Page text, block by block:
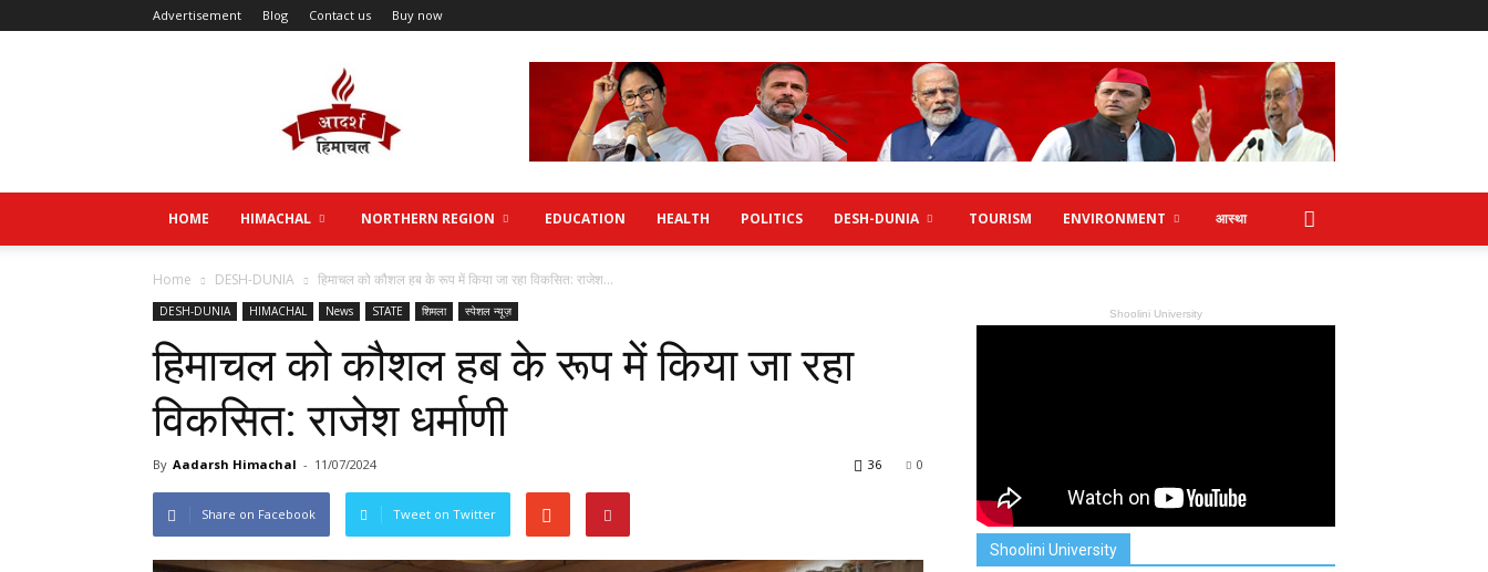
Advertisement Blog Contact us Buy now
HOME HIMACHAL NORTHERN REGION EDUCATION HEALTH POLITICS DESH-DUNIA TOURISM ENVIRONMENT आस्था
Home DESH-DUNIA हिमाचल को कौशल हब के रूप में किया जा रहा विकसित: राजेश...
DESH-DUNIA HIMACHAL News STATE शिमला स्पेशल न्यूज़
हिमाचल को कौशल हब के रूप में किया जा रहा
विकसित: राजेश धर्माणी
By Aadarsh Himachal - 11/07/2024 0
36
Share on Facebook Tweet on Twitter
Shoolini University
Shoolini University